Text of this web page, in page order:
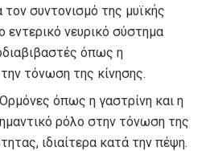
τον συντονισμό της μυϊκής
εντερικό νευρικό σύστημα
όπως η
τόνωση της κίνησης.
όπως η γαστρίνη και η
ρόλο στην τόνωση της
ιδιαίτερα κατά την πέψη.